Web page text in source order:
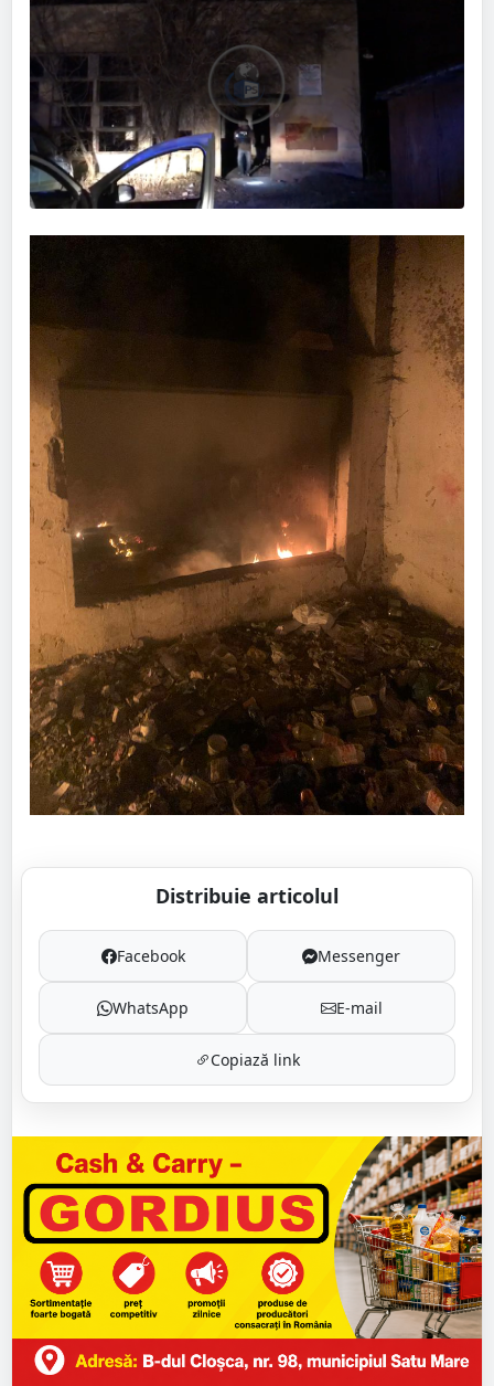
Distribuie articolul
Facebook Messenger
WhatsApp E-mail
Copiază link